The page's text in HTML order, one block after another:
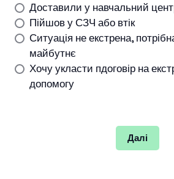
Доставили у навчальний
Пійшов у СЗЧ або втік
Ситуація не екстрена,
майбутнє
Хочу укласти пдоговір на
допомогу
Далі